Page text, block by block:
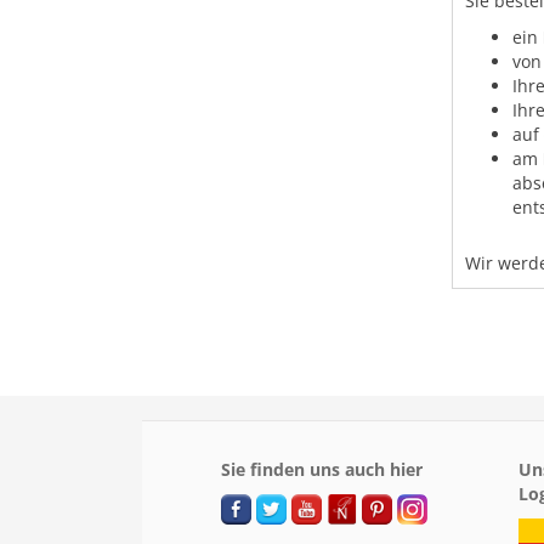
ein
auf
am
Wir
Sie finden uns auch hier